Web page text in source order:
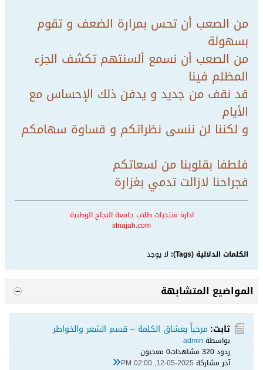
من الصعب أن تحس بمرارة الضعف و تقوم
بسهولة
من الصعب أن نسمع ألسنتهم تكشف الجزء
المظلم فينا
قد نقف من جديد و يدفن ذلك الإحساس مع
الأيام
و لكننا لن ننسى نظراتكم و قساوة سهامكم
فلطفا بقلوبنا من لسعاتكم
فجراحنا لازالت تدمي بغزارة
ادارة منتديات طلاب جامعة النجاح الوطنية
stnajah.com
الكلمات الدلالية (Tags): لا يوجد
المواضيع المتشابهة
ثابت: مرحباً بعشاق الكلمة – قسم الشعر والخواطر
بواسطة admin
ردود 0 32 مشاهدات
0 معجبون
آخر مشاركة 12-05-2025, 02:00 PM